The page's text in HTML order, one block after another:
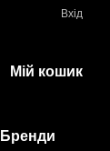
Вхід
Мій кошик
Бренди